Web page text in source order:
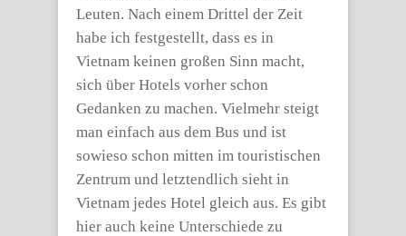
Leuten. Nach einem Drittel der Zeit
habe ich festgestellt, dass es in
Vietnam keinen großen Sinn macht,
sich über Hotels vorher schon
Gedanken zu machen. Vielmehr steigt
man einfach aus dem Bus und ist
sowieso schon mitten im touristischen
Zentrum und letztendlich sieht in
Vietnam jedes Hotel gleich aus. Es gibt
hier auch keine Unterschiede zu